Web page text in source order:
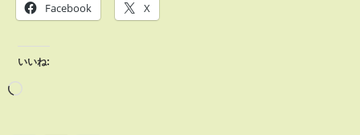
Facebook X
いいね: